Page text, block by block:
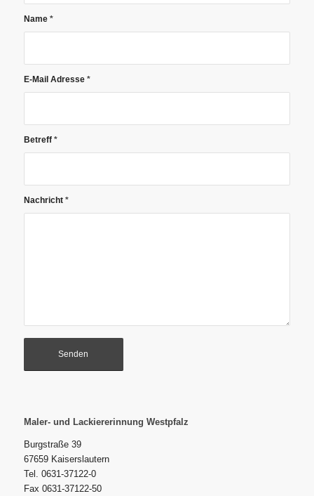
Name *
E-Mail Adresse *
Betreff *
Nachricht *
Maler- und Lackiererinnung Westpfalz
Burgstraße 39
67659 Kaiserslautern
Tel. 0631-37122-0
Fax 0631-37122-50